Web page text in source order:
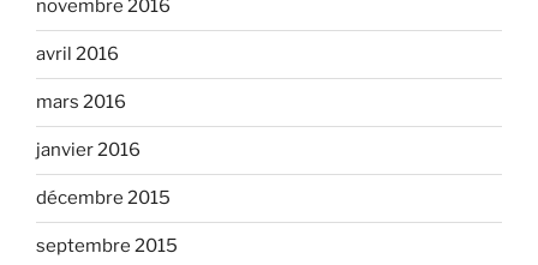
novembre 2016
avril 2016
mars 2016
janvier 2016
décembre 2015
septembre 2015